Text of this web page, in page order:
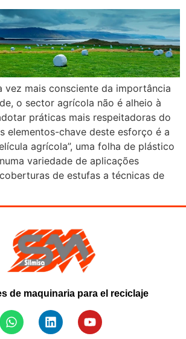
vez mais consciente da importância
o sector agrícola não é alheio à
práticas mais respeitadoras do
elementos-chave deste esforço é a
agrícola”, uma folha de plástico
variedade de aplicações
de estufas a técnicas de
de maquinaria para el reciclaje